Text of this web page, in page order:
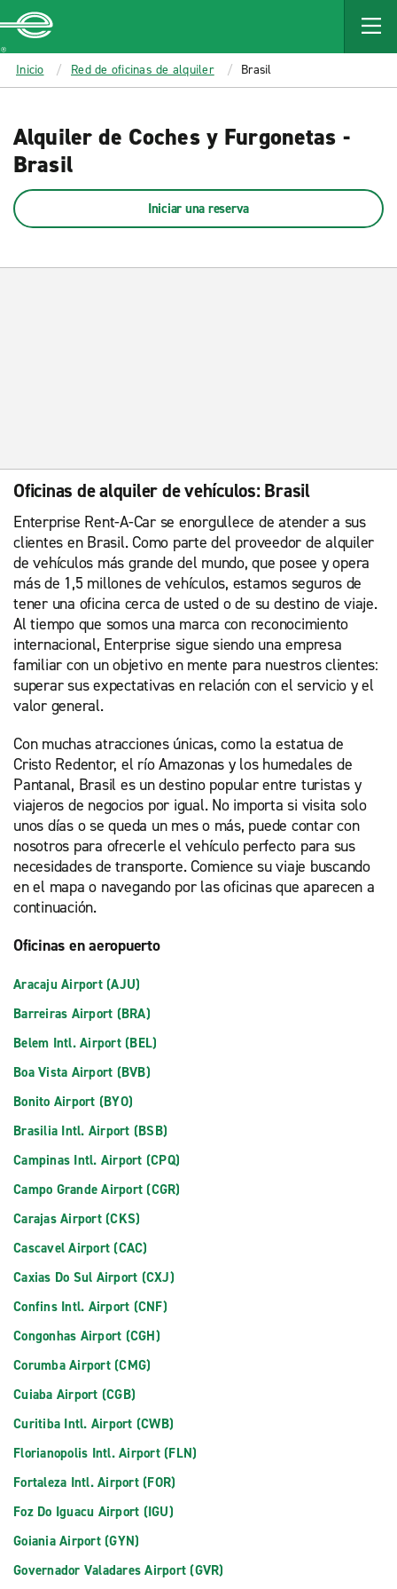
MAIN
CONTENT
Enterprise
Inicio Red de oficinas de alquiler Brasil
Alquiler de Coches y Furgonetas -
Brasil
Iniciar una reserva
Oficinas de alquiler de vehículos: Brasil
Enterprise Rent-A-Car se enorgullece de atender a sus
clientes en Brasil. Como parte del proveedor de alquiler
de vehículos más grande del mundo, que posee y opera
más de 1,5 millones de vehículos, estamos seguros de
tener una oficina cerca de usted o de su destino de viaje.
Al tiempo que somos una marca con reconocimiento
internacional, Enterprise sigue siendo una empresa
familiar con un objetivo en mente para nuestros clientes:
superar sus expectativas en relación con el servicio y el
valor general.
Con muchas atracciones únicas, como la estatua de
Cristo Redentor, el río Amazonas y los humedales de
Pantanal, Brasil es un destino popular entre turistas y
viajeros de negocios por igual. No importa si visita solo
unos días o se queda un mes o más, puede contar con
nosotros para ofrecerle el vehículo perfecto para sus
necesidades de transporte. Comience su viaje buscando
en el mapa o navegando por las oficinas que aparecen a
continuación.
Oficinas en aeropuerto
Aracaju Airport (AJU)
Barreiras Airport (BRA)
Belem Intl. Airport (BEL)
Boa Vista Airport (BVB)
Bonito Airport (BYO)
Brasilia Intl. Airport (BSB)
Campinas Intl. Airport (CPQ)
Campo Grande Airport (CGR)
Carajas Airport (CKS)
Cascavel Airport (CAC)
Caxias Do Sul Airport (CXJ)
Confins Intl. Airport (CNF)
Congonhas Airport (CGH)
Corumba Airport (CMG)
Cuiaba Airport (CGB)
Curitiba Intl. Airport (CWB)
Florianopolis Intl. Airport (FLN)
Fortaleza Intl. Airport (FOR)
Foz Do Iguacu Airport (IGU)
Goiania Airport (GYN)
Governador Valadares Airport (GVR)